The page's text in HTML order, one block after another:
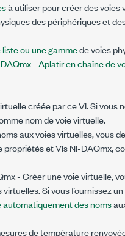
à utiliser pour créer des
des périphériques et
liste ou une gammede voies
DAQmx - Aplatir en chaîne de
créée par ce VI. Si vous
nom de voie virtuelle.
aux voies virtuelles, vous
et VIs NI-DAQmx,
- Créer une voie virtuelle,
Si vous fournissez
des noms
de température